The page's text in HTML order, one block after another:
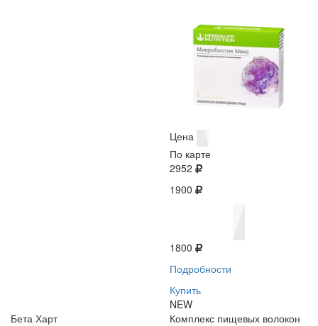
Цена
По карте
2952
1900
1800
Подробности
Купить
NEW
Бета Харт
Комплекс пищевых волокон